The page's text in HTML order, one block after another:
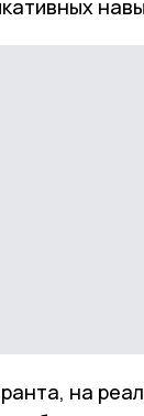
на